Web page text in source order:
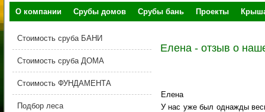
О компании Срубы домов Срубы бань Проекты
Стоимость сруба БАНИ
Стоимость сруба ДОМА
Стоимость ФУНДАМЕНТА
Подбор леса
Елена - отзыв о
Елена
У нас уже был однажды